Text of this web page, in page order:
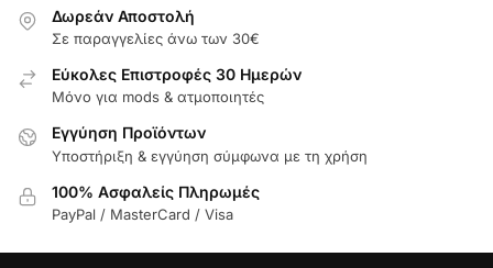
Δωρεάν Αποστολή
Σε παραγγελίες άνω των 30€
Εύκολες Επιστροφές 30 Ημερών
Μόνο για mods & ατμοποιητές
Εγγύηση Προϊόντων
Υποστήριξη & εγγύηση σύμφωνα με τη χρήση
100% Ασφαλείς Πληρωμές
PayPal / MasterCard / Visa